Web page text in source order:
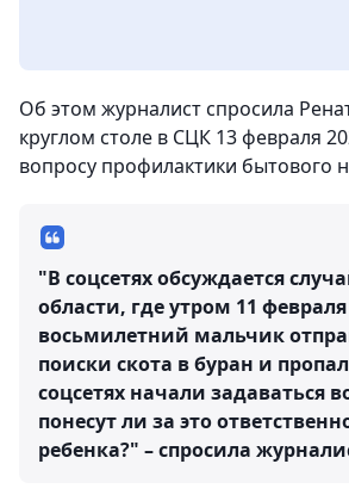
Об этом журналист спросила
круглом столе в СЦК 13 февраля
вопросу профилактики бытового
"В соцсетях обсуждается
области, где утром 11 февраля
восьмилетний мальчик
поиски скота в буран и
соцсетях начали задаваться
понесут ли за это
ребенка?" – спросила